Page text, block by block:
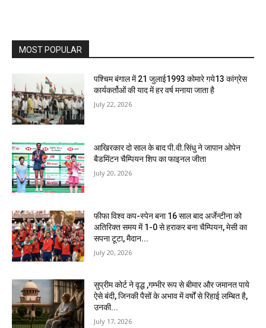
MOST POPULAR
पश्चिम बंगाल में 21 जुलाई1993 कोमारे गये13 कांग्रेस
कार्यकर्तोओं की याद में हर वर्ष मनाया जाता है
July 22, 2026
आखिरकार दो साल के बाद पी.वी.सिंधु ने जापान ओपेन
बैडमिंटन चैम्पियन शिप का फाइनल जीता
July 20, 2026
फीफा विश्व कप-स्पेन बना 16 साल बाद अर्जेन्टीना को
अतिरिक्त समय में 1-0 से हराकर बना चैम्पियन, मेसी का
सपना टूटा, मैदान...
July 20, 2026
सुप्रीम कोर्ट ने वृद्ध ,गम्भीर रूप से बीमार और जमानत पाये
ऐसे बंदी, जिनकी पैसों के अभाव में वर्षों से रिहाई लम्बित है,
उनकी...
July 17, 2026